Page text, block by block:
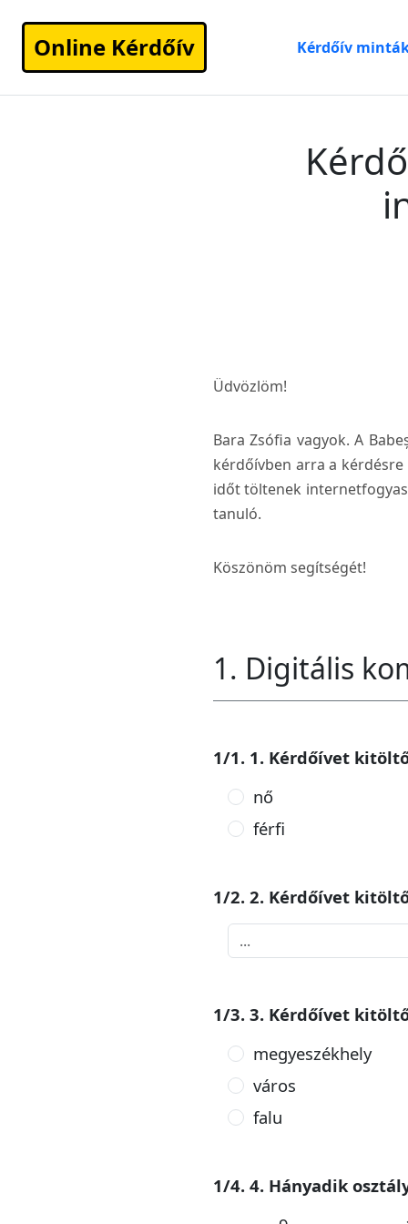
Online Kérdőív Kérdőív
Üdvözlöm!
Bara Zsófia vagyok. A
kérdőívben arra a
időt töltenek
tanuló.
Köszönöm segítségét!
1. Digitális
1/1. 1. Kérdőívet
nő
férfi
1/2. 2. Kérdőívet
1/3. 3. Kérdőívet
megyeszékhely
város
falu
1/4. 4. Hányadik